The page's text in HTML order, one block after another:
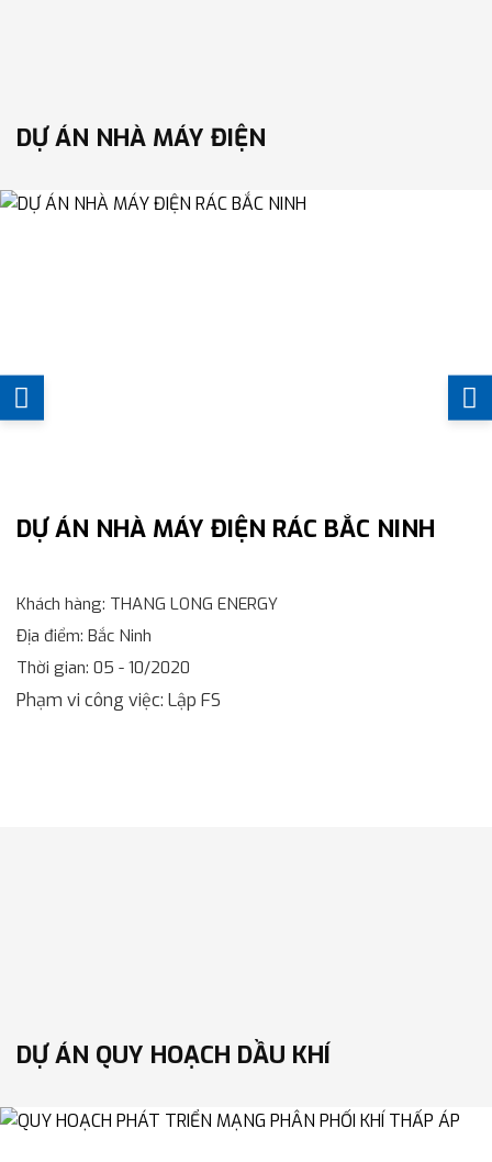
DỰ ÁN NHÀ MÁY ĐIỆN
DỰ ÁN NHÀ MÁY ĐIỆN RÁC BẮC NINH
Khách hàng: THANG LONG ENERGY
Địa điểm: Bắc Ninh
Thời gian: 05 - 10/2020
Phạm vi công việc: Lập FS
DỰ ÁN QUY HOẠCH DẦU KHÍ